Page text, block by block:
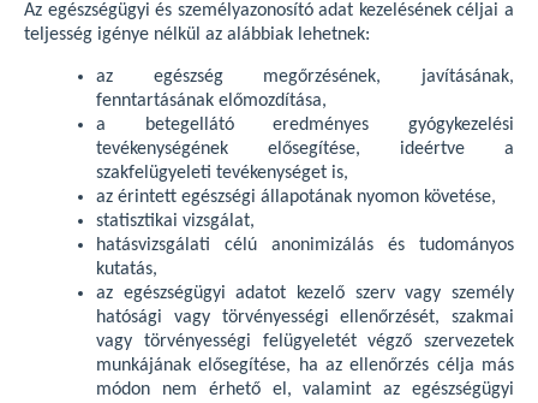
Az egészségügyi és személyazonosító adat kezelésének céljai a
teljesség igénye nélkül az alábbiak lehetnek:
az egészség megőrzésének, javításának,
fenntartásának előmozdítása,
a betegellátó eredményes gyógykezelési
tevékenységének elősegítése, ideértve a
szakfelügyeleti tevékenységet is,
az érintett egészségi állapotának nyomon követése,
statisztikai vizsgálat,
hatásvizsgálati célú anonimizálás és tudományos
kutatás,
az egészségügyi adatot kezelő szerv vagy személy
hatósági vagy törvényességi ellenőrzését, szakmai
vagy törvényességi felügyeletét végző szervezetek
munkájának elősegítése, ha az ellenőrzés célja más
módon nem érhető el, valamint az egészségügyi